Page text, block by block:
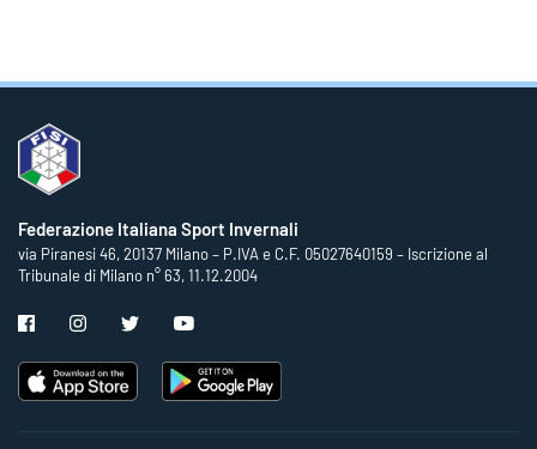
Federazione Italiana Sport Invernali
via Piranesi 46, 20137 Milano – P.IVA e C.F. 05027640159 – Iscrizione al
Tribunale di Milano n° 63, 11.12.2004